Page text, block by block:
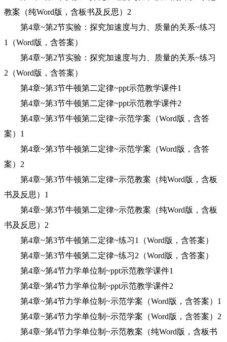
教案（纯Word版，含板书及反思）2
第4章~第2节实验：探究加速度与力、质量的关系~练习
1（Word版，含答案）
第4章~第2节实验：探究加速度与力、质量的关系~练习
2（Word版，含答案）
第4章~第3节牛顿第二定律~ppt示范教学课件1
第4章~第3节牛顿第二定律~ppt示范教学课件2
第4章~第3节牛顿第二定律~示范学案（Word版，含答
案）1
第4章~第3节牛顿第二定律~示范学案（Word版，含答
案）2
第4章~第3节牛顿第二定律~示范教案（纯Word版，含板
书及反思）1
第4章~第3节牛顿第二定律~示范教案（纯Word版，含板
书及反思）2
第4章~第3节牛顿第二定律~练习1（Word版，含答案）
第4章~第3节牛顿第二定律~练习2（Word版，含答案）
第4章~第4节力学单位制~ppt示范教学课件1
第4章~第4节力学单位制~ppt示范教学课件2
第4章~第4节力学单位制~示范学案（Word版，含答案）1
第4章~第4节力学单位制~示范学案（Word版，含答案）2
第4章~第4节力学单位制~示范教案（纯Word版，含板书